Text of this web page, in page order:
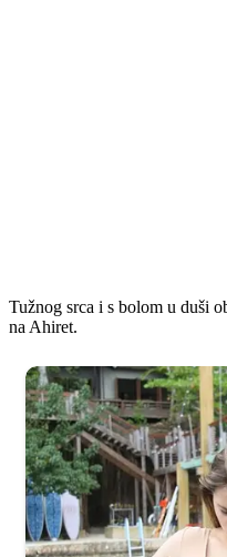
Tužnog srca i s bolom u duši
na Ahiret.